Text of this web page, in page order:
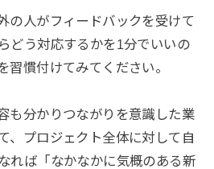
の人がフィードバックを受けて
どう対応するかを1分でいいの
習慣付けてみてください。
も分かりつながりを意識した業
、プロジェクト全体に対して自
れば「なかなかに気概のある新